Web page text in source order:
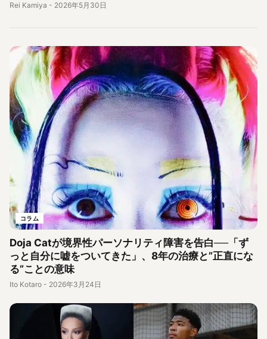
Rei Kamiya - 2026年5月30日
コラム
Doja Catが境界性パーソナリティ障害を告白──「ず
っと自分に嘘をついてきた」、8年の治療と”正直にな
る”ことの意味
Ito Kotaro - 2026年3月24日